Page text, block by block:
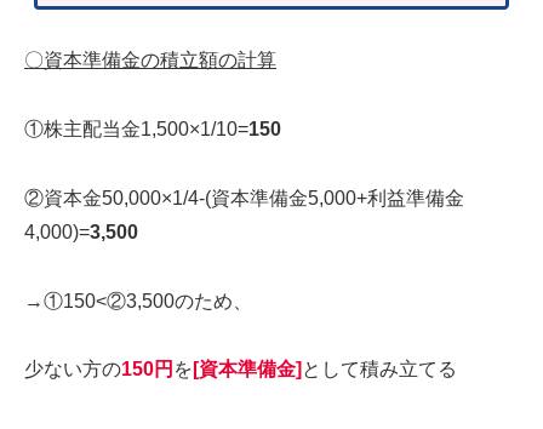
〇資本準備金の積立額の計算
①株主配当金1,500×1/10=150
②資本金50,000×1/4-(資本準備金5,000+利益準備金
4,000)=3,500
→①150<②3,500のため、
少ない方の150円 を [資本準備金] として積み立てる